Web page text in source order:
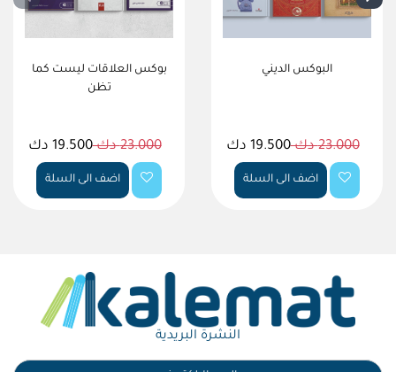
بوكس العلاقات ليست كما
تظن
23.000 دك 19.500 دك
اضف الى السلة
البوكس الديني
23.000 دك 19.500 دك
اضف الى السلة
النشرة البريدية